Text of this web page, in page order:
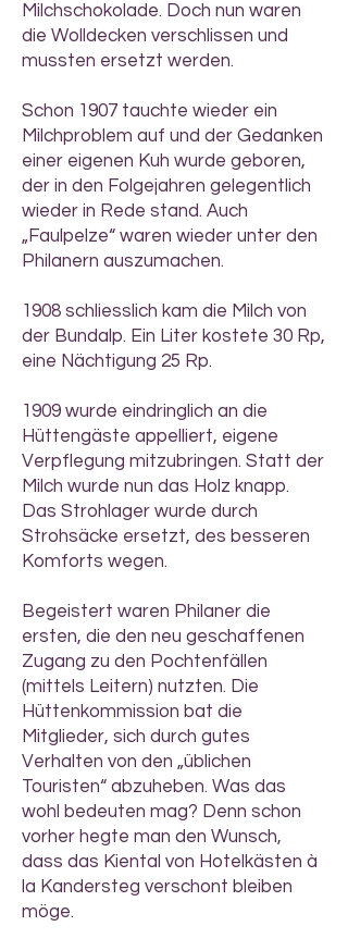
Milchschokolade. Doch nun waren
die Wolldecken verschlissen und
mussten ersetzt werden.
Schon 1907 tauchte wieder ein
Milchproblem auf und der Gedanken
einer eigenen Kuh wurde geboren,
der in den Folgejahren gelegentlich
wieder in Rede stand. Auch
„Faulpelze“ waren wieder unter den
Philanern auszumachen.
1908 schliesslich kam die Milch von
der Bundalp. Ein Liter kostete 30 Rp,
eine Nächtigung 25 Rp.
1909 wurde eindringlich an die
Hüttengäste appelliert, eigene
Verpflegung mitzubringen. Statt der
Milch wurde nun das Holz knapp.
Das Strohlager wurde durch
Strohsäcke ersetzt, des besseren
Komforts wegen.
Begeistert waren Philaner die
ersten, die den neu geschaffenen
Zugang zu den Pochtenfällen
(mittels Leitern) nutzten. Die
Hüttenkommission bat die
Mitglieder, sich durch gutes
Verhalten von den „üblichen
Touristen“ abzuheben. Was das
wohl bedeuten mag? Denn schon
vorher hegte man den Wunsch,
dass das Kiental von Hotelkästen à
la Kandersteg verschont bleiben
möge.